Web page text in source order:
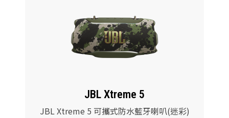
JBL Xtreme 5
JBL Xtreme 5 可攜式防水藍牙喇叭(迷彩)